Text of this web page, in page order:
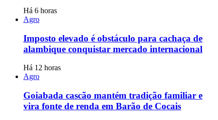
Há 6 horas
Agro
Imposto elevado é obstáculo para cachaça de
alambique conquistar mercado internacional
Há 12 horas
Agro
Goiabada cascão mantém tradição familiar e
vira fonte de renda em Barão de Cocais